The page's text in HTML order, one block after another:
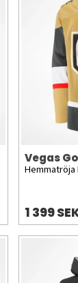
Vegas
Hemmatröja
1 399